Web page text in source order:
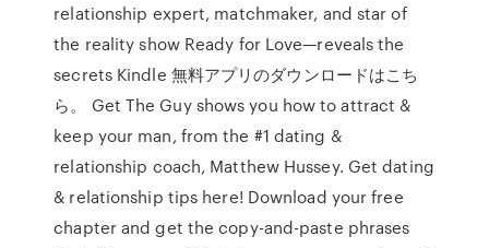
relationship expert, matchmaker, and star of
the reality show Ready for Love—reveals the
secrets Kindle 無料アプリのダウンロードはこち
ら。 Get The Guy shows you how to attract &
keep your man, from the #1 dating &
relationship coach, Matthew Hussey. Get dating
& relationship tips here! Download your free
chapter and get the copy-and-paste phrases